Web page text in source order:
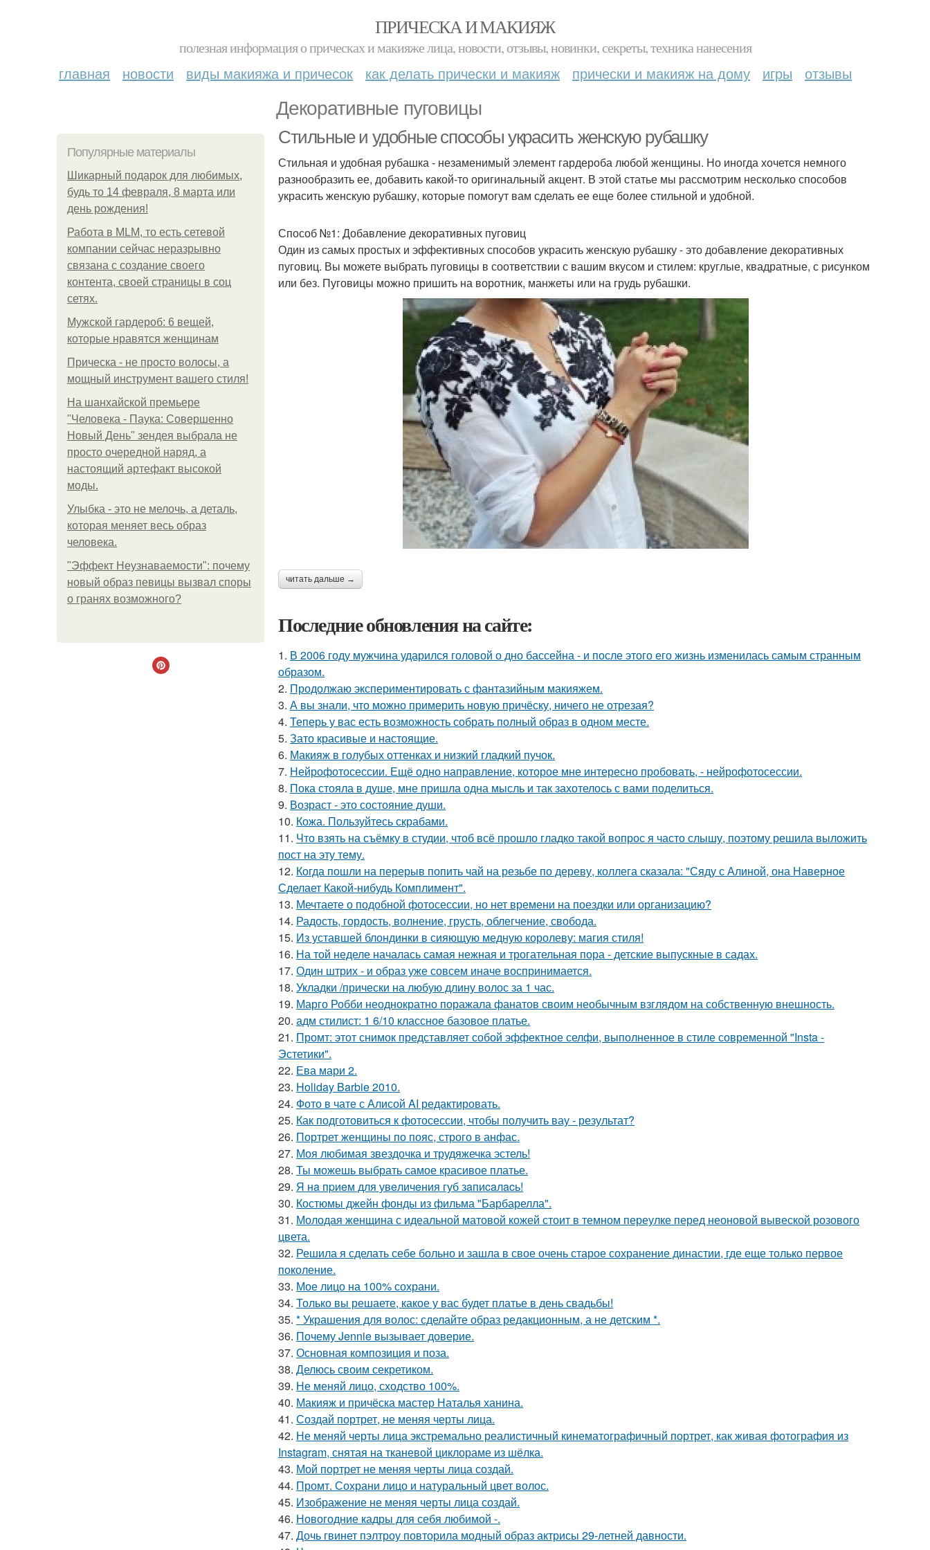
ПРИЧЕСКА И МАКИЯЖ
полезная информация о прическах и макияже лица, новости, отзывы, новинки, секреты, техника нанесения
главная новости виды макияжа и причесок как делать прически и макияж прически и макияж на дому игры отзывы
Декоративные пуговицы
Популярные материалы
Шикарный подарок для любимых,
будь то 14 февраля, 8 марта или
день рождения!
Работа в MLM, то есть сетевой
компании сейчас неразрывно
связана с создание своего
контента, своей страницы в соц
сетях.
Мужской гардероб: 6 вещей,
которые нравятся женщинам
Прическа - не просто волосы, а
мощный инструмент вашего стиля!
На шанхайской премьере
"Человека - Паука: Совершенно
Новый День" зендея выбрала не
просто очередной наряд, а
настоящий артефакт высокой
моды.
Улыбка - это не мелочь, а деталь,
которая меняет весь образ
человека.
"Эффект Неузнаваемости": почему
новый образ певицы вызвал споры
о гранях возможного?
Стильные и удобные способы украсить женскую рубашку
Стильная и удобная рубашка - незаменимый элемент гардероба любой женщины. Но иногда хочется немного
разнообразить ее, добавить какой-то оригинальный акцент. В этой статье мы рассмотрим несколько способов
украсить женскую рубашку, которые помогут вам сделать ее еще более стильной и удобной.
Способ №1: Добавление декоративных пуговиц
Один из самых простых и эффективных способов украсить женскую рубашку - это добавление декоративных
пуговиц. Вы можете выбрать пуговицы в соответствии с вашим вкусом и стилем: круглые, квадратные, с рисунком
или без. Пуговицы можно пришить на воротник, манжеты или на грудь рубашки.
читать дальше →
Последние обновления на сайте:
1. В 2006 году мужчина ударился головой о дно бассейна - и после этого его жизнь изменилась самым странным
образом.
2. Продолжаю экспериментировать с фантазийным макияжем.
3. А вы знали, что можно примерить новую причёску, ничего не отрезая?
4. Теперь у вас есть возможность собрать полный образ в одном месте.
5. Зато красивые и настоящие.
6. Макияж в голубых оттенках и низкий гладкий пучок.
7. Нейрофотосессии. Ещё одно направление, которое мне интересно пробовать, - нейрофотосессии.
8. Пока стояла в душе, мне пришла одна мысль и так захотелось с вами поделиться.
9. Возраст - это состояние души.
10. Кожа. Пользуйтесь скрабами.
11. Что взять на съёмку в студии, чтоб всё прошло гладко такой вопрос я часто слышу, поэтому решила выложить
пост на эту тему.
12. Когда пошли на перерыв попить чай на резьбе по дереву, коллега сказала: "Сяду с Алиной, она Наверное
Сделает Какой-нибудь Комплимент".
13. Мечтаете о подобной фотосессии, но нет времени на поездки или организацию?
14. Радость, гордость, волнение, грусть, облегчение, свобода.
15. Из уставшей блондинки в сияющую медную королеву: магия стиля!
16. На той неделе началась самая нежная и трогательная пора - детские выпускные в садах.
17. Один штрих - и образ уже совсем иначе воспринимается.
18. Укладки /прически на любую длину волос за 1 час.
19. Марго Робби неоднократно поражала фанатов своим необычным взглядом на собственную внешность.
20. адм стилист: 1 6/10 классное базовое платье.
21. Промт: этот снимок представляет собой эффектное селфи, выполненное в стиле современной "Insta -
Эстетики".
22. Ева мари 2.
23. Holiday Barbie 2010.
24. Фото в чате с Алисой AI редактировать.
25. Как подготовиться к фотосессии, чтобы получить вау - результат?
26. Портрет женщины по пояс, строго в анфас.
27. Моя любимая звездочка и трудяжечка эстель!
28. Ты можешь выбрать самое красивое платье.
29. Я нa пpиeм для увeличeния губ зaпиcaлacь!
30. Костюмы джейн фонды из фильма "Барбарелла".
31. Молодая женщина с идеальной матовой кожей стоит в темном переулке перед неоновой вывеской розового
цвета.
32. Решила я сделать себе больно и зашла в свое очень старое сохранение династии, где еще только первое
поколение.
33. Мое лицо на 100% сохрани.
34. Только вы решаете, какое у вас будет платье в день свадьбы!
35. * Украшения для волос: сделайте образ редакционным, а не детским *.
36. Почему Jennie вызывает доверие.
37. Основная композиция и поза.
38. Делюсь своим секретиком.
39. Не меняй лицо, сходство 100%.
40. Макияж и причёска мастер Наталья ханина.
41. Создай портрет, не меняя черты лица.
42. Не меняй черты лица экстремально реалистичный кинематографичный портрет, как живая фотография из
Instagram, снятая на тканевой циклораме из шёлка.
43. Мой портрет не меняя черты лица создай.
44. Промт. Сохрани лицо и натуральный цвет волос.
45. Изображение не меняя черты лица создай.
46. Новогодние кадры для себя любимой -.
47. Дочь гвинет пэлтроу повторила модный образ актрисы 29-летней давности.